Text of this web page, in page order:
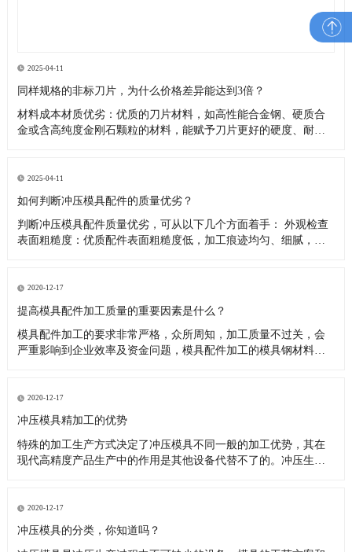
2025-04-11
同样规格的非标刀片，为什么价格差异能达到3倍？
材料成本材质优劣：优质的刀片材料，如高性能合金钢、硬质合
金或含高纯度金刚石颗粒的材料，能赋予刀片更好的硬度、耐磨
宜。品牌和产地：不同品牌的材料，由于生产工艺、质量控制和
品牌价值的差异，价
2025-04-11
如何判断冲压模具配件的质量优劣？
判断冲压模具配件质量优劣，可从以下几个方面着手： 外观检查
表面粗糙度：优质配件表面粗糙度低，加工痕迹均匀、细腻，无
用卡尺、千分尺等量具测量配件关键尺寸，需与设计图纸精确相
符，公差控制
2020-12-17
提高模具配件加工质量的重要因素是什么？
模具配件加工的要求非常严格，众所周知，加工质量不过关，会
严重影响到企业效率及资金问题，模具配件加工的模具钢材料硬
设计制造水平，多种沟槽、多种材质在一套模具中成形或组装成
组件的多功能复合
2020-12-17
冲压模具精加工的优势
特殊的加工生产方式决定了冲压模具不同一般的加工优势，其在
现代高精度产品生产中的作用是其他设备代替不了的。冲压生产
（1）表面光亮。很多机械产品在最后一道工序都要进行表面抛
光，这主要是为
2020-12-17
冲压模具的分类，你知道吗？